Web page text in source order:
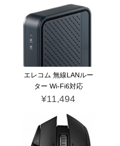
エレコム 無線LANルー
ター Wi-Fi6対応
¥11,494